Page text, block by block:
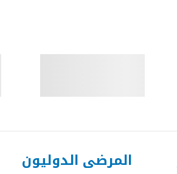
المرضى الدوليون